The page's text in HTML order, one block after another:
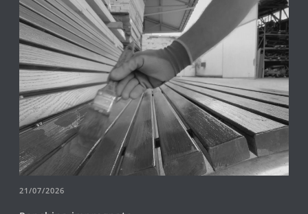
21/07/2026